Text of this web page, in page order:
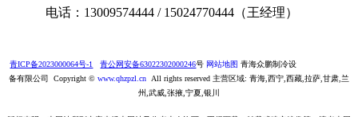
电话：13009574444 / 15024770444（王经理）
青ICP备2023000064号-1 青公网安备63022302000246号 网站地图 青海众鹏制冷设
备有限公司 Copyright © www.qhzpzl.cn All rights reserved 主营区域: 青海,西宁,西藏,拉萨,甘肃,兰
州,武威,张掖,宁夏,银川